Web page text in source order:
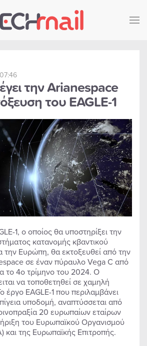
την Arianespace
του EAGLE-1
1, ο οποίος θα υποστηρίξει την
κατανομής κβαντικού
την Ευρώπη, θα εκτοξευθεί από την
σε έναν πύραυλο Vega C από
το 4ο τρίμηνο του 2024. Ο
να τοποθετηθεί σε χαµηλή
έργο EAGLE-1 που περιλαμβάνει
υποδομή, αναπτύσσεται από
20 ευρωπαίων εταίρων
του Ευρωπαϊκού Οργανισμού
και της Ευρωπαϊκής Επιτροπής.